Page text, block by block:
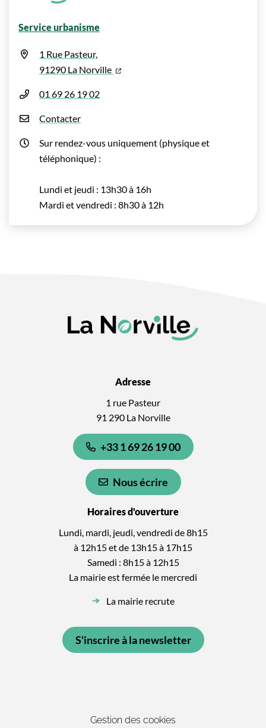
Service urbanisme
1 Rue Pasteur,
91290 La Norville
(ouverture dans un nouvel onglet)
01 69 26 19 02
Contacter
Sur rendez-vous uniquement (physique et
téléphonique) :
Lundi et jeudi : 13h30 à 16h
Mardi et vendredi : 8h30 à 12h
Adresse
1 rue Pasteur
91 290 La Norville
+33 1 69 26 19 00
Nous écrire
Horaires d'ouverture
Lundi, mardi, jeudi, vendredi de 8h15
à 12h15 et de 13h15 à 17h15
Samedi : 8h15 à 12h15
La mairie est fermée le mercredi
La mairie recrute
S'inscrire à la newsletter
Gestion des cookies